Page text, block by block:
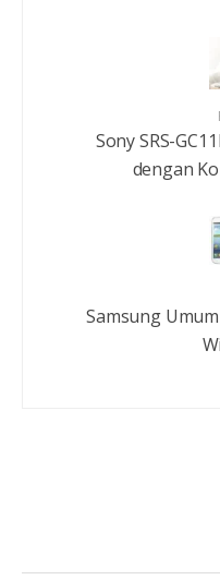
Sony SRS-
dengan
Samsung